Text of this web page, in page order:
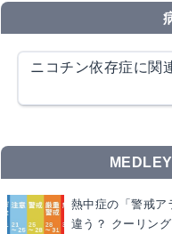
ニコチン依存症に関
熱中症の「警戒ア
違う？ クーリン